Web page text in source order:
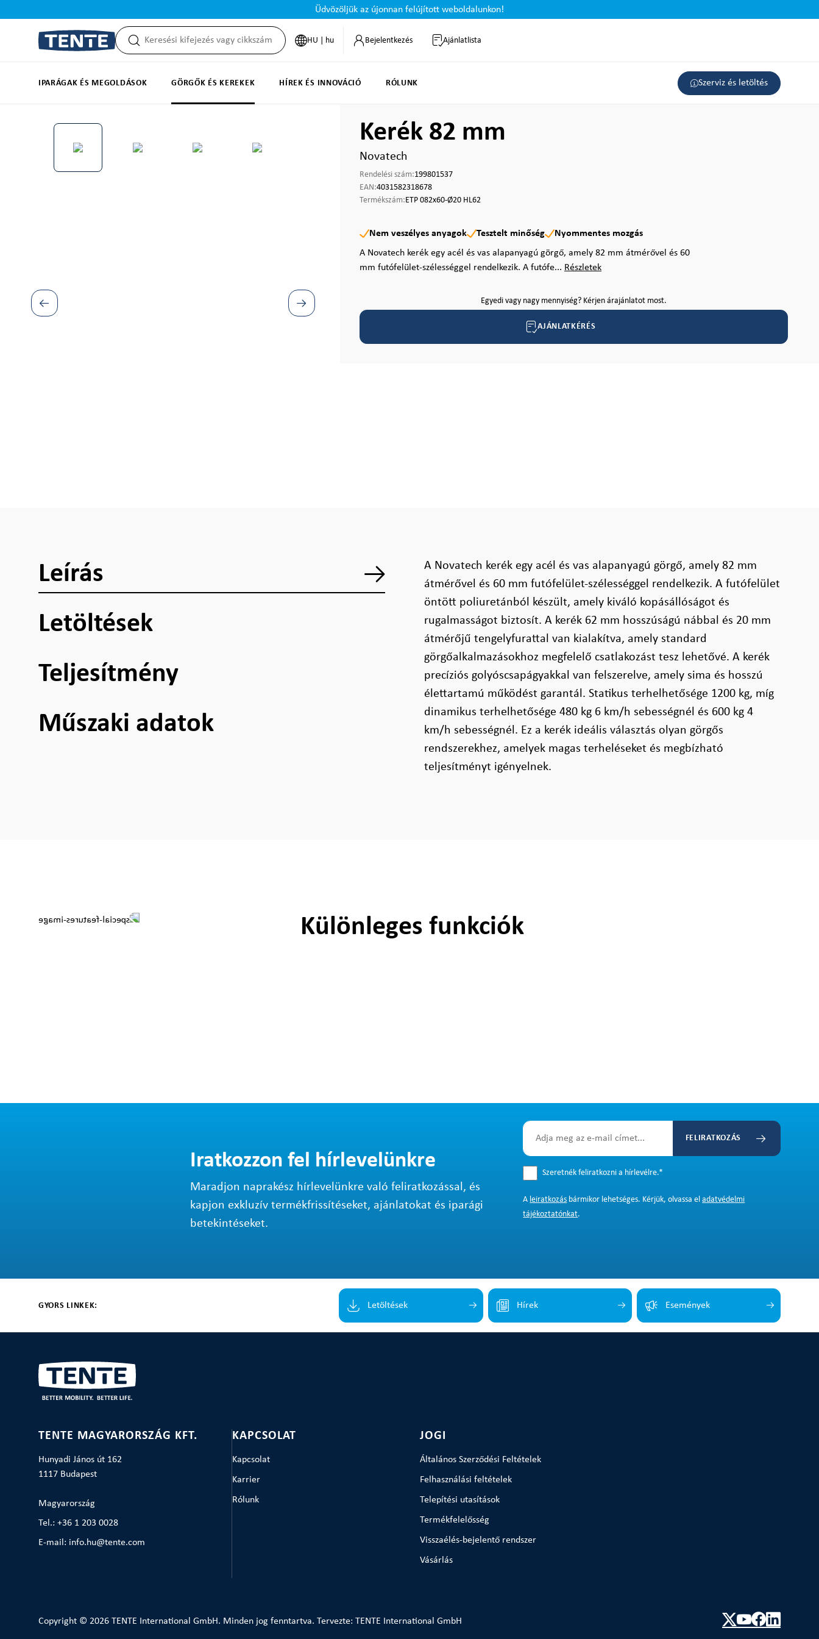
Üdvözöljük az újonnan felújított weboldalunkon!
HU | hu Bejelentkezés Ajánlatlista
IPARÁGAK ÉS MEGOLDÁSOK GÖRGŐK ÉS KEREKEK HÍREK ÉS INNOVÁCIÓ RÓLUNK Szerviz és letöltés
Képgaléria kihagyása Kerék 82 mm
Novatech
Rendelési szám:199801537
EAN:4031582318678
Termékszám:ETP 082x60-Ø20 HL62
Nem veszélyes anyagok Tesztelt minőség
Nyommentes mozgás
A Novatech kerék egy acél és vas alapanyagú görgő, amely 82 mm átmérővel és 60
mm futófelület-szélességgel rendelkezik. A futófe... Részletek
Egyedi vagy nagy mennyiség? Kérjen árajánlatot most.
AJÁNLATKÉRÉS
Leírás
Letöltések
Teljesítmény
Műszaki adatok
A Novatech kerék egy acél és vas alapanyagú görgő, amely 82 mm
átmérővel és 60 mm futófelület-szélességgel rendelkezik. A futófelület
öntött poliuretánból készült, amely kiváló kopásállóságot és
rugalmasságot biztosít. A kerék 62 mm hosszúságú nábbal és 20 mm
átmérőjű tengelyfurattal van kialakítva, amely standard
görgőalkalmazásokhoz megfelelő csatlakozást tesz lehetővé. A kerék
precíziós golyóscsapágyakkal van felszerelve, amely sima és hosszú
élettartamú működést garantál. Statikus terhelhetősége 1200 kg, míg
dinamikus terhelhetősége 480 kg 6 km/h sebességnél és 600 kg 4
km/h sebességnél. Ez a kerék ideális választás olyan görgős
rendszerekhez, amelyek magas terheléseket és megbízható
teljesítményt igényelnek.
Különleges funkciók
Iratkozzon fel hírlevelünkre
Maradjon naprakész hírlevelünkre való feliratkozással, és
kapjon exkluzív termékfrissítéseket, ajánlatokat és iparági
betekintéseket.
FELIRATKOZÁS
Szeretnék feliratkozni a hírlevélre.*
A leiratkozás bármikor lehetséges. Kérjük, olvassa eladatvédelmi
tájékoztatónkat.
GYORS LINKEK: Letöltések Hírek Események
TENTE MAGYARORSZÁG KFT.
Hunyadi János út 162
1117 Budapest
Magyarország
Tel.: +36 1 203 0028
E-mail: info.hu@tente.com
KAPCSOLAT
Kapcsolat
Karrier
Rólunk
JOGI
Általános Szerződési Feltételek
Felhasználási feltételek
Telepítési utasítások
Termékfelelősség
Visszaélés-bejelentő rendszer
Vásárlás
Copyright © 2026 TENTE International GmbH. Minden jog fenntartva. Tervezte: TENTE International GmbH